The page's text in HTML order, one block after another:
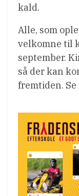
kald.
Alle, som
velkomne til
september.
så der kan
fremtiden.